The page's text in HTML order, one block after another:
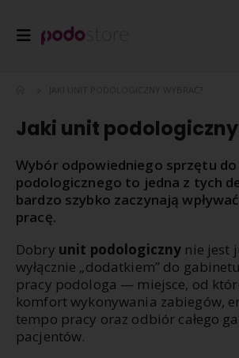
Jaki unit
Wybór odpowiedniego sprzętu
podologicznego to jedna z tych
bardzo szybko zaczynają
pracę.
Dobry unit podologiczny nie jest
wyłącznie „dodatkiem” do
pracy podologa — miejsce, od
komfort wykonywania zabiegów,
tempo pracy oraz odbiór całego
pacjentów.